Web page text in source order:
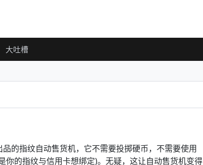
大吐槽
的指纹自动售货机，它不需要投掷硬币，不需要使用
你的指纹与信用卡想绑定)。无疑，这让自动售货机变得